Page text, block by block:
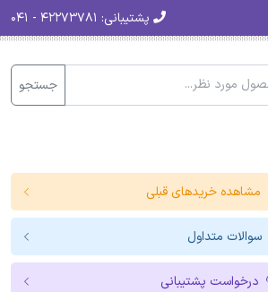
پشتیبانی:
جستجو
مشاهده خریدهای قبلی
سوالات متداول
درخواست پشتیبانی